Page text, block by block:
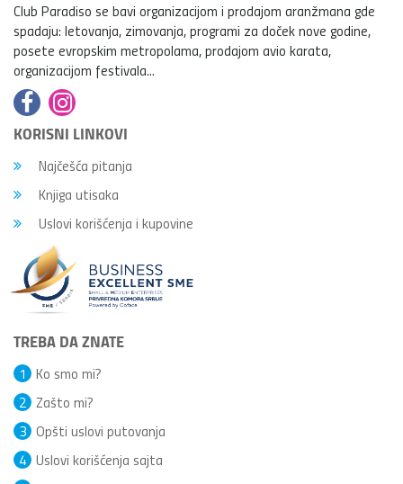
Club Paradiso se bavi organizacijom i prodajom aranžmana gde
spadaju: letovanja, zimovanja, programi za doček nove godine,
posete evropskim metropolama, prodajom avio karata,
organizacijom festivala...
KORISNI LINKOVI
Najčešća pitanja
Knjiga utisaka
Uslovi korišćenja i kupovine
TREBA DA ZNATE
Ko smo mi?
1
Zašto mi?
2
Opšti uslovi putovanja
3
Uslovi korišćenja sajta
4